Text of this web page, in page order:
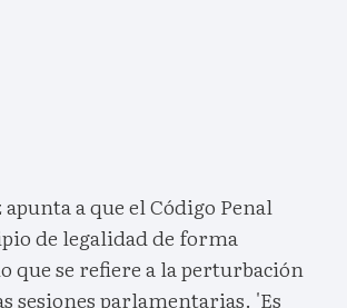
apunta a que el Código Penal
de legalidad de forma
que se refiere a la perturbación
sesiones parlamentarias. 'Es